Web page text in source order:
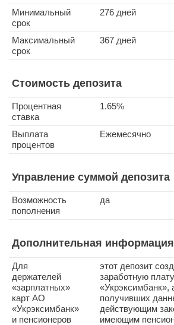
Минимальный
срок
276 дней
Максимальный
срок
367 дней
Стоимость депозита
Процентная
ставка
1.65%
Выплата
процентов
Ежемесячно
Управление суммой депозита
Возможность
пополнения
да
Дополнительная информация
Для
держателей
«зарплатных»
карт АО
«Укрэксимбанк»
и пенсионеров
этот депозит
заработную
«Укрэксимбанк»,
получивших
действующим
имеющим